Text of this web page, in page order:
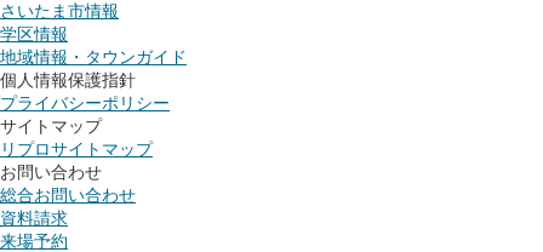
さいたま市情報
学区情報
地域情報・タウンガイド
個人情報保護指針
プライバシーポリシー
サイトマップ
リプロサイトマップ
お問い合わせ
総合お問い合わせ
資料請求
来場予約